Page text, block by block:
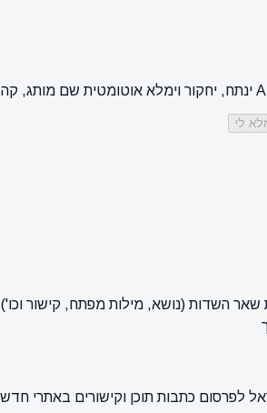
לי
שאר השדות (נושא, מילות מפתח, קישור וכו')